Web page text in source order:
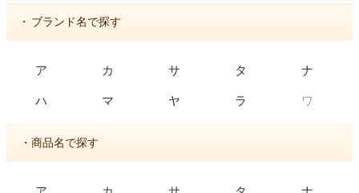
・ ブランド名で探す
ア カ サ タ ナ
ハ マ ヤ ラ ワ
・商品名で探す